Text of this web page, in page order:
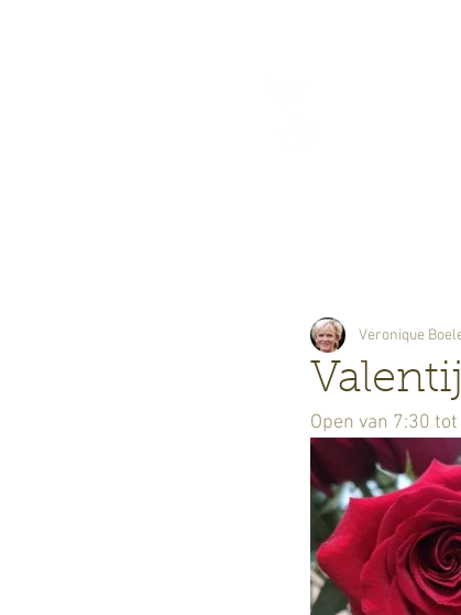
Veronique
Open van 7:30